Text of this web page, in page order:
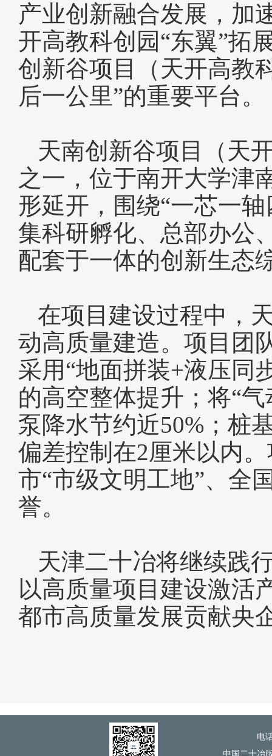
产业创新融合发展，加
开高教科创园 “东翼”拓
创新谷项目（天开高教
后一公里”的重要平台。
天南创新谷项目（天
之一，位于南开大学津
形延开，围绕“一芯一
集科研孵化、总部办公
配套于一体的创新生态
在项目建设过程中，
动高质量建造。项目团
采用“地面拼装+液压同
的高空整体提升；将“
泵降水节约近50%；桩
偏差控制在2厘米以内
市“市级文明工地”、全
誉。
天津二十冶将继续践
以高质量项目建设激活
都市高质量发展贡献央
电
中国二十